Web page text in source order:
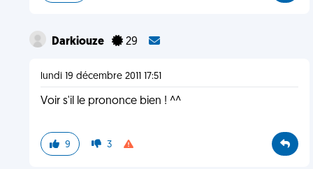
Darkiouze 29
lundi 19 décembre 2011 17:51
Voir s'il le prononce bien ! ^^
9 3